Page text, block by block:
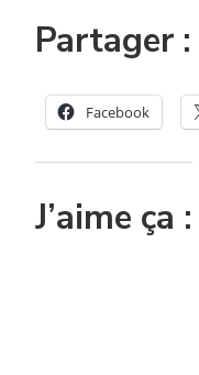
Partager :
Facebook
J’aime ça :